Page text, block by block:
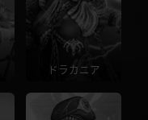
ドラカニア